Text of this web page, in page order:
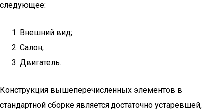
следующее:
Внешний вид;
Салон;
Двигатель.
Конструкция вышеперечисленных элементов в
стандартной сборке является достаточно устаревшей,